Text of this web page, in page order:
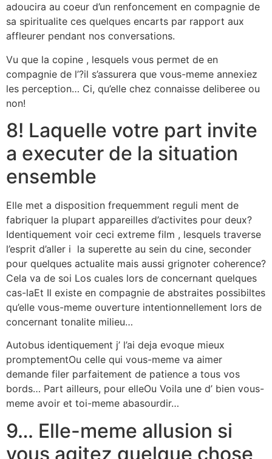
adoucira au coeur d’un renfoncement en compagnie de
sa spiritualite ces quelques encarts par rapport aux
affleurer pendant nos conversations.
Vu que la copine , lesquels vous permet de en
compagnie de l’?il s’assurera que vous-meme annexiez
les perception… Ci, qu’elle chez connaisse deliberee ou
non!
8! Laquelle votre part invite
a executer de la situation
ensemble
Elle met a disposition frequemment reguli ment de
fabriquer la plupart appareilles d’activites pour deux?
Identiquement voir ceci extreme film , lesquels traverse
l’esprit d’aller i la superette au sein du cine, seconder
pour quelques actualite mais aussi grignoter coherence?
Cela va de soi Los cuales lors de concernant quelques
cas-laEt Il existe en compagnie de abstraites possibiltes
qu’elle vous-meme ouverture intentionnellement lors de
concernant tonalite milieu…
Autobus identiquement j’ l’ai deja evoque mieux
promptementOu celle qui vous-meme va aimer
demande filer parfaitement de patience a tous vos
bords… Part ailleurs, pour elleOu Voila une d’ bien vous-
meme avoir et toi-meme abasourdir…
9… Elle-meme allusion si
vous agitez quelque chose